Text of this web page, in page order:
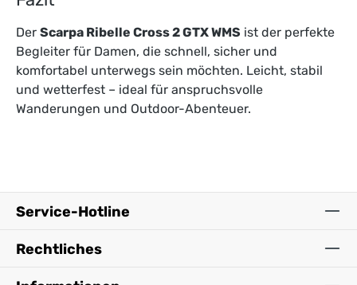
Der Scarpa Ribelle Cross 2 GTX WMS ist der perfekte
Begleiter für Damen, die schnell, sicher und
komfortabel unterwegs sein möchten. Leicht, stabil
und wetterfest – ideal für anspruchsvolle
Wanderungen und Outdoor-Abenteuer.
Service-Hotline
Rechtliches